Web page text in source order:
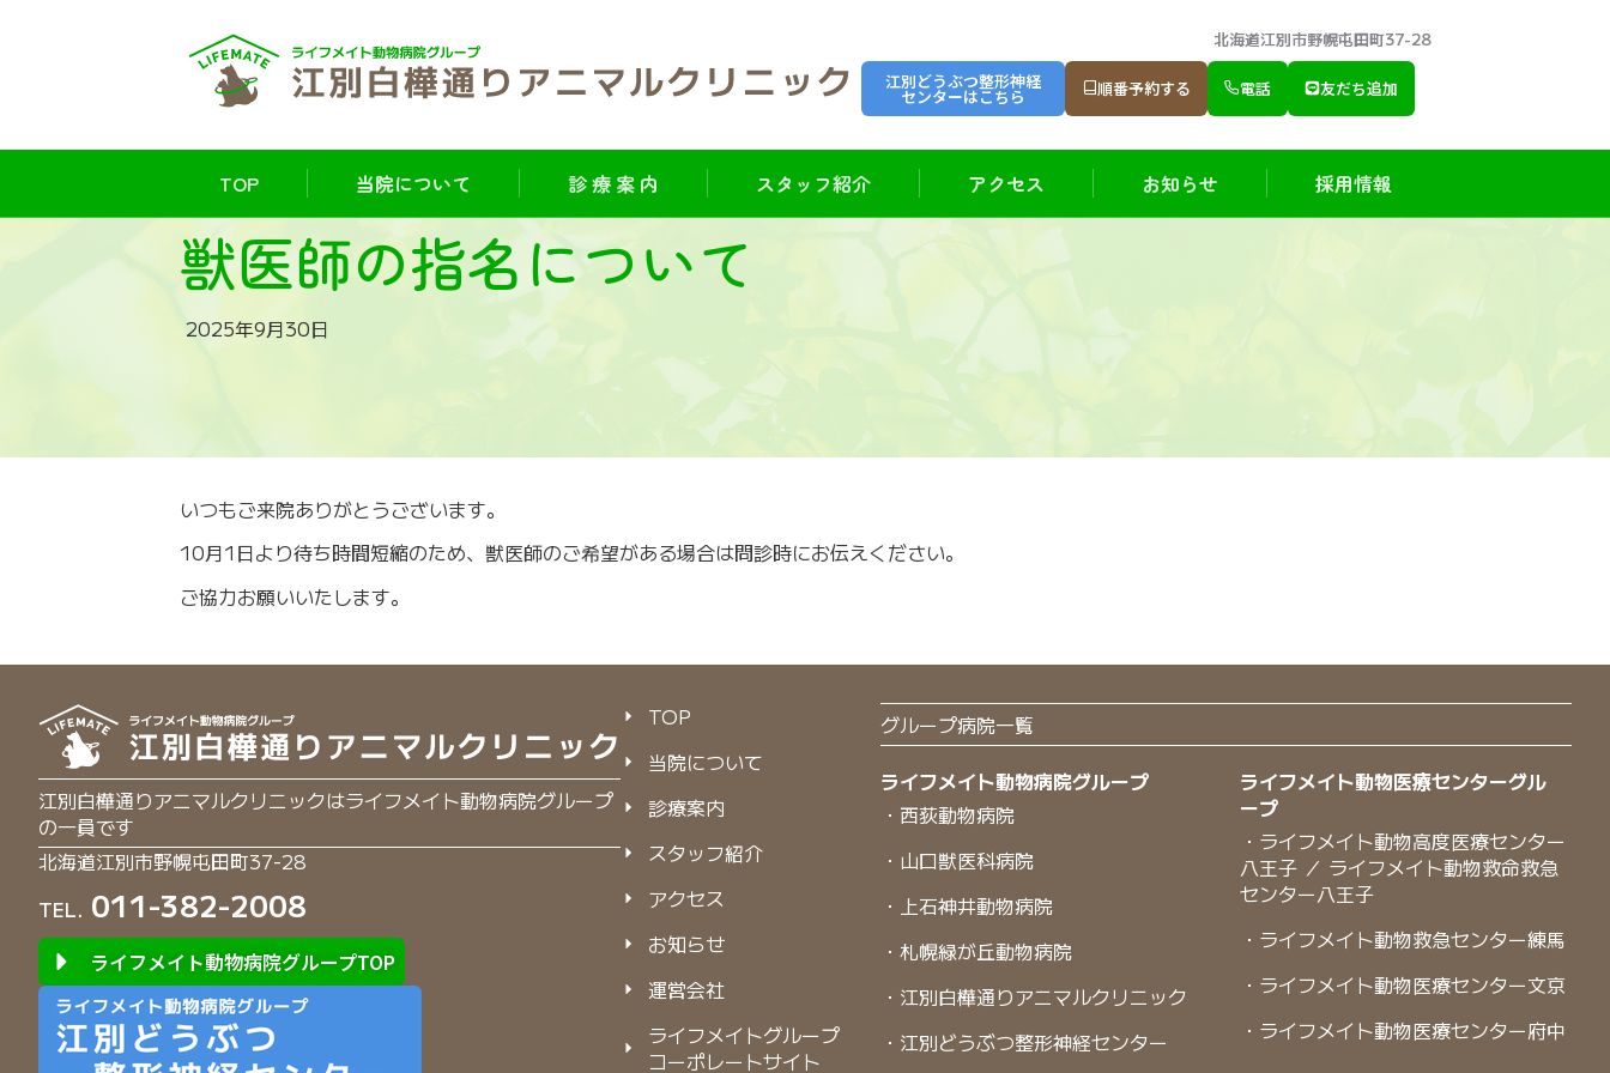
北海道江別市野幌屯田町37-28
江別どうぶつ整形神経
センターはこちら 順番予約する 電話 友だち追加
TOP 当院について 診 療 案 内 スタッフ紹介 アクセス お知らせ 採用情報
獣医師の指名について
2025年9月30日
いつもご来院ありがとうございます。
10月1日より待ち時間短縮のため、獣医師のご希望がある場合は問診時にお伝えください。
ご協力お願いいたします。
江別白樺通りアニマルクリニックはライフメイト動物病院グループ
の一員です
北海道江別市野幌屯田町37-28
TEL. 011-382-2008
ライフメイト動物病院グループTOP
TOP
当院について
診療案内
スタッフ紹介
アクセス
お知らせ
運営会社
ライフメイトグループ
コーポレートサイト
グループ病院一覧
ライフメイト動物病院グループ
・西荻動物病院
・山口獣医科病院
・上石神井動物病院
・札幌緑が丘動物病院
・江別白樺通りアニマルクリニック
・江別どうぶつ整形神経センター
ライフメイト動物医療センターグル
ープ
・ライフメイト動物高度医療センター
八王子 ／ ライフメイト動物救命救急
センター八王子
・ライフメイト動物救急センター練馬
・ライフメイト動物医療センター文京
・ライフメイト動物医療センター府中